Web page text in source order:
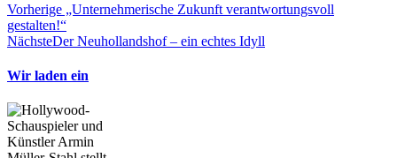
Vorherige „Unternehmerische Zukunft verantwortungsvoll
gestalten!“
NächsteDer Neuhollandshof – ein echtes Idyll
Wir laden ein